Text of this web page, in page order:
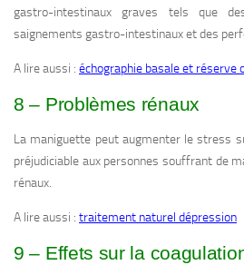
gastro-intestinaux graves tels que
saignements gastro-intestinaux et des
A lire aussi : échographie basale et réserve
8 – Problèmes rénaux
La maniguette peut augmenter le stress
préjudiciable aux personnes souffrant de
rénaux.
A lire aussi : traitement naturel dépression
9 – Effets sur la